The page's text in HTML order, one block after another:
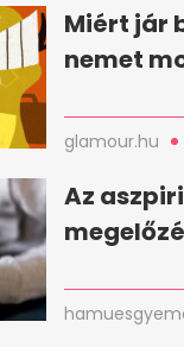
Miért jár
nemet
glamour.hu
Az